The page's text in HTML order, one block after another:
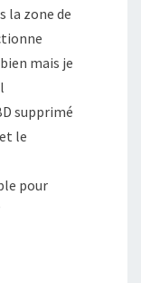
la zone de
mais je
supprimé
le
pour